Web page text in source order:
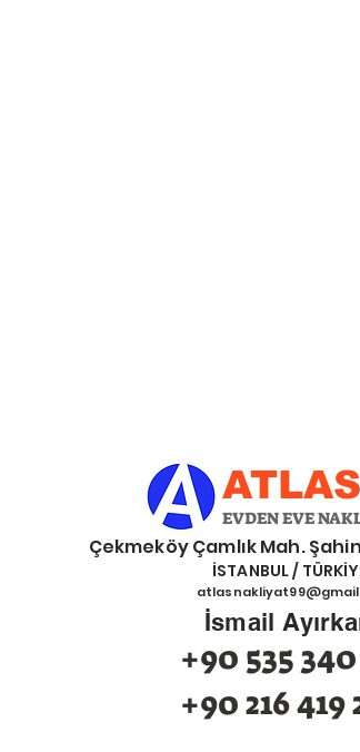
ATLAS
EVDEN EVE
Çamlık Mah.
İSTANBUL /
İsmail
+90 535
+90 216 419